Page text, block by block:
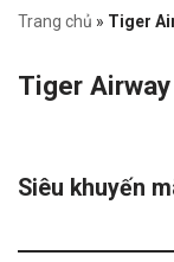
Trang chủ » Tiger
Tiger
Siêu khuyến